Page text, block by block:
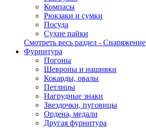
Компасы
Рюкзаки и сумки
Посуда
Сухие пайки
Смотреть весь раздел - Снаряжение
Фурнитура
Погоны
Шевроны и нашивки
Кокарды, овалы
Петлицы
Нагрудные знаки
Звездочки, пуговицы
Ордена, медали
Другая фурнитура